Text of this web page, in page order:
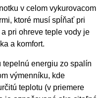
v celom vykurovacom
ktoré musí spĺňať pri
pri ohreve teple vody je
a komfort.
energiu zo spalín
výmenníku, kde
teplotu (v priemere